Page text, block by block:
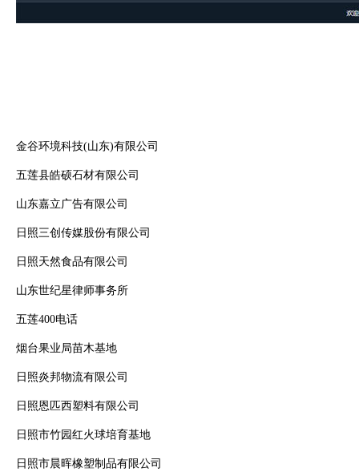
金谷环境科技(山东)有限公司
五莲县皓硕石材有限公司
山东嘉立广告有限公司
日照三创传媒股份有限公司
日照天然食品有限公司
山东世纪星律师事务所
五莲400电话
烟台果业局苗木基地
日照炎邦物流有限公司
日照恩匹西塑料有限公司
日照市竹园红火球培育基地
日照市晨晖橡塑制品有限公司